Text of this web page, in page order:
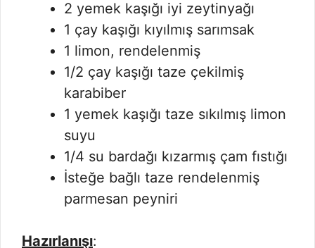
2 yemek kaşığı iyi zeytinyağı
1 çay kaşığı kıyılmış sarımsak
1 limon, rendelenmiş
1/2 çay kaşığı taze çekilmiş
karabiber
1 yemek kaşığı taze sıkılmış limon
suyu
1/4 su bardağı kızarmış çam fıstığı
İsteğe bağlı taze rendelenmiş
parmesan peyniri
Hazırlanışı: